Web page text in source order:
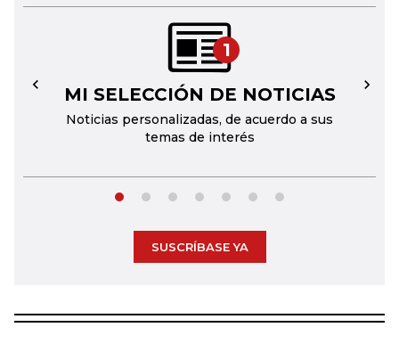
1
MI SELECCIÓN DE NOTICIAS
Noticias personalizadas, de acuerdo a sus
temas de interés
← →
SUSCRÍBASE YA